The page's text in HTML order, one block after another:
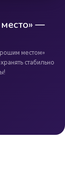
—
местом»
стабильно